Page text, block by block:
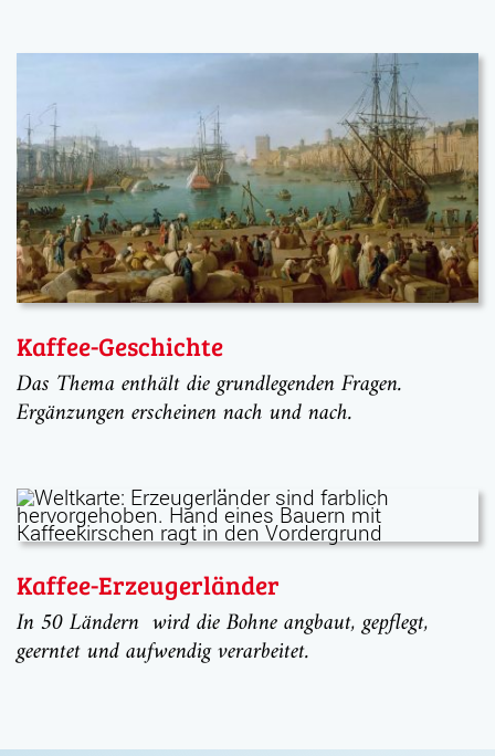
Kaffee-Geschichte
Das Thema enthält die grundlegenden Fragen.
Ergänzungen erscheinen nach und nach.
Kaffee-Erzeugerländer
In 50 Ländern wird die Bohne angbaut, gepflegt,
geerntet und aufwendig verarbeitet.